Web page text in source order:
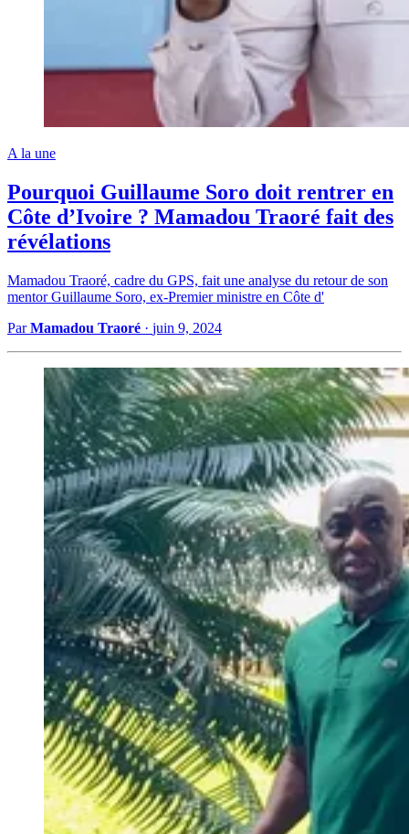
A la une
Pourquoi Guillaume Soro doit rentrer en
Côte d’Ivoire ? Mamadou Traoré fait des
révélations
Mamadou Traoré, cadre du GPS, fait une analyse du retour de son
mentor Guillaume Soro, ex-Premier ministre en Côte d'
ParMamadou Traoré · juin 9, 2024